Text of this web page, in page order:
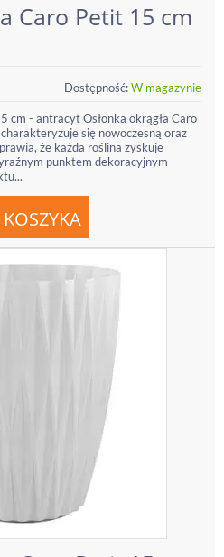
Caro Petit 15 cm
Dostępność:W magazynie
cm - antracyt Osłonka okrągła Caro
się nowoczesną oraz
że każda roślina zyskuje
punktem dekoracyjnym